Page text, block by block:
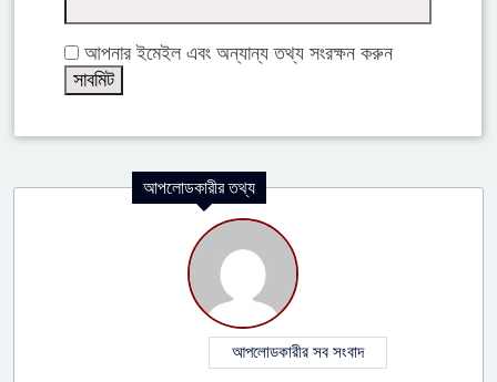
আপনার ইমেইল এবং অন্যান্য তথ্য সংরক্ষন করুন
আপলোডকারীর তথ্য
আপলোডকারীর সব সংবাদ